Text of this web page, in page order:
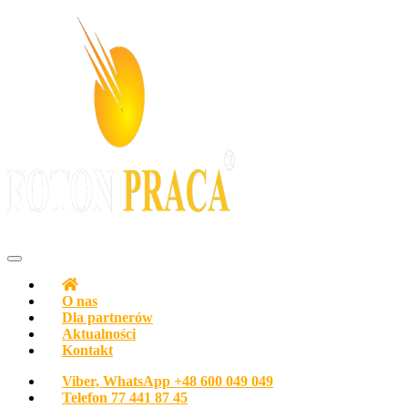
O nas
Dla partnerów
Aktualności
Kontakt
Viber, WhatsApp +48 600 049 049
Telefon 77 441 87 45